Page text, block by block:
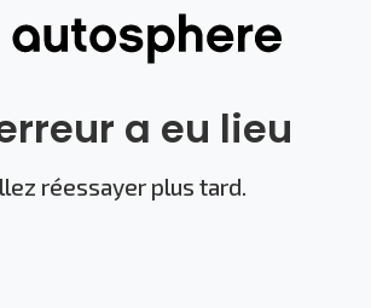
a eu lieu
réessayer plus tard.